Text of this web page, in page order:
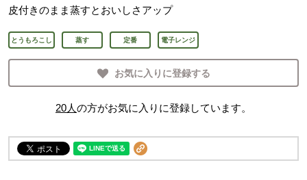
皮付きのまま蒸すとおいしさアップ
とうもろこし 蒸す 定番 電子レンジ
お気に入りに登録する
20人の方がお気に入りに登録しています。